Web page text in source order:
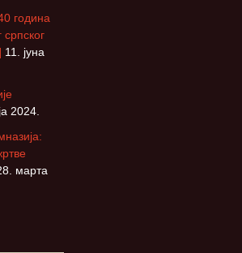
година
11. јуна
2024.
марта